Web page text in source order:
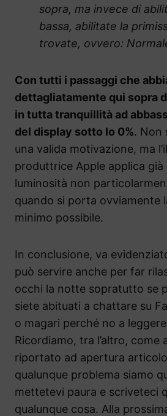
sopra, ma invece di
bassa, abilitate la
trovate, ovvero:
Con tutti i passaggi che
dettagliatamente qui sopra
in tutta tranquillità ad
del display sotto lo 0%. Non
una valida motivazione, ma
produttrice Apple applica già
luminosità non
quando si porta ovviamente
minimo possibile.
In conclusione, va
può servire anche per far
occhi la notte sopratutto se
siete abituati a chattare su
o magari perché no a
Ricordiamo, tra l’altro, come
riportato ad apertura
qualunque problema siamo
mettetevi paura e scriveteci
qualunque cosa. Alla